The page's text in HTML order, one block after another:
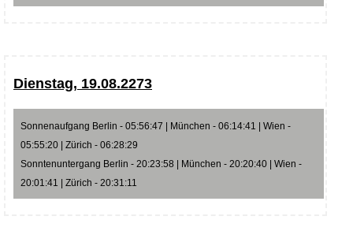
Dienstag, 19.08.2273
Sonnenaufgang Berlin - 05:56:47 | München - 06:14:41 | Wien -
05:55:20 | Zürich - 06:28:29
Sonntenuntergang Berlin - 20:23:58 | München - 20:20:40 | Wien -
20:01:41 | Zürich - 20:31:11